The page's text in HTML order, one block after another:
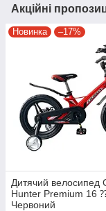
Акційні
Новинка –17%
Дитячий велосипед
Hunter Premium 16
Червоний